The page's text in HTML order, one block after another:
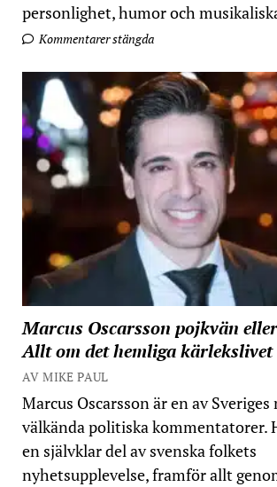
personlighet, humor och
Kommentarer stängda
Marcus Oscarsson pojkvän
Allt om det hemliga kärlekslivet
AV MIKE PAUL
Marcus Oscarsson är en av Sveriges
välkända politiska kommentatorer.
en självklar del av svenska folkets
nyhetsupplevelse, framför allt